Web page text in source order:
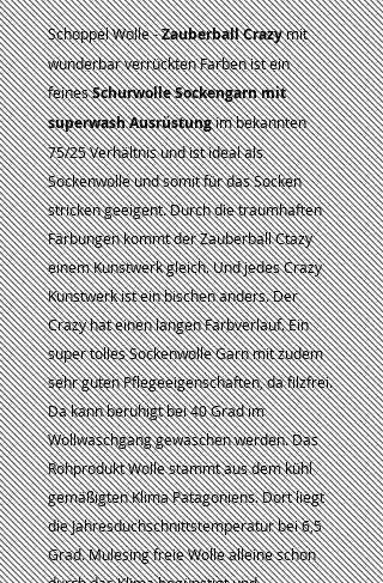
Schoppel Wolle -Zauberball Crazymit
wunderbar verrückten Farben ist ein
feinesSchurwolle Sockengarn mit
superwash Ausrüstungim bekannten
75/25 Verhältnis und ist ideal als
Sockenwolle und somit für das Socken
stricken geeigent. Durch die traumhaften
Färbungen kommt der Zauberball Ctazy
einem Kunstwerk gleich. Und jedes Crazy
Kunstwerk ist ein bischen anders. Der
Crazy hat einen langen Farbverlauf. Ein
super tolles Sockenwolle Garn mit zudem
sehr guten Pflegeeigenschaften, da filzfrei.
Da kann beruhigt bei 40 Grad im
Wollwaschgang gewaschen werden. Das
Rohprodukt Wolle stammt aus dem kühl
gemäßigten Klima Patagoniens. Dort liegt
die Jahresduchschnittstemperatur bei 6,5
Grad. Mulesing freie Wolle alleine schon